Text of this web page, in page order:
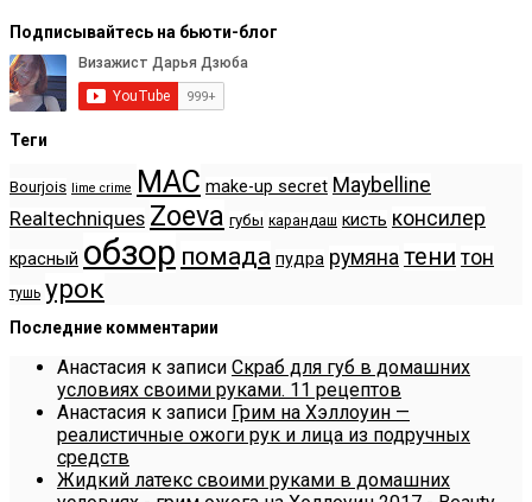
Подписывайтесь на бьюти-блог
Теги
Bourjois lime crime MAC make-up secret Maybelline
Realtechniques Zoeva губы карандаш кисть консилер
красный обзор помада пудра румяна тени тон
тушь урок
Последние комментарии
Анастасия к записи Скраб для губ в домашних
условиях своими руками. 11 рецептов
Анастасия к записи Грим на Хэллоуин —
реалистичные ожоги рук и лица из подручных
средств
Жидкий латекс своими руками в домашних